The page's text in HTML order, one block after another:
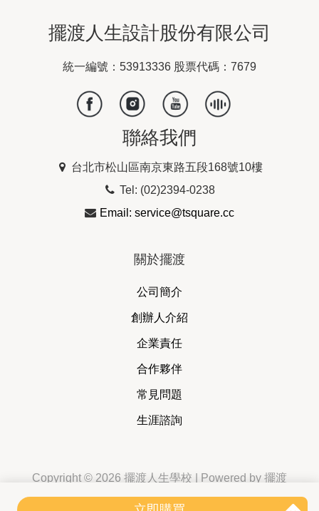
擺渡人生設計股份有限公司
統一編號：53913336 股票代碼：7679
聯絡我們
台北市松山區南京東路五段168號10樓
Tel: (02)2394-0238
Email: service@tsquare.cc
關於擺渡
公司簡介
創辦人介紹
企業責任
合作夥伴
常見問題
生涯諮詢
Copyright © 2026 擺渡人生學校 | Powered by 擺渡